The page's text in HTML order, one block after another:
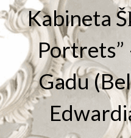
Kabineta
Gadu